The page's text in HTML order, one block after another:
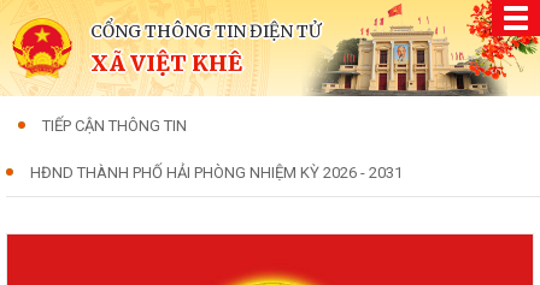
CỔNG THÔNG TIN ĐIỆN TỬ
XÃ VIỆT KHÊ
TIẾP CẬN THÔNG TIN
HĐND THÀNH PHỐ HẢI PHÒNG NHIỆM KỲ 2026 - 2031